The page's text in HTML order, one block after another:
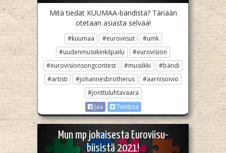
Mitä tiedät KUUMAA-bändistä? Tänään
otetaan asiasta selvää!
#kuumaa #euroviisut
#umk
#uudenmusiikinkilpailu
#eurovision
#eurovisionsongcontest
#musiikki
#bändi
#artisti
#johannesbrotherus
#aarnisoivio
#jonttuluhtavaara
Jaa
Twiittaa
Mun mp jokaisesta Euroviisu-
biisistä 2021!